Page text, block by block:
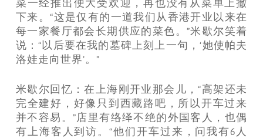
菜一经推出便大受欢迎，再也没有从菜单上撤
下来。“这是仅有的一道我们从香港开业以来在
每一家餐厅都会长期供应的菜色。”米歇尔笑着
说：“以后要在我的墓碑上刻上一句，‘她使帕夫
洛娃走向世界’。”
米歇尔回忆：在上海刚开业那会儿，“高架还未
完全建好，好像只到西藏路吧，所以开车过来
并不容易。”店里有络绎不绝的外国客人，也偶
有上海客人到访。“他们开车过来，问我有6人